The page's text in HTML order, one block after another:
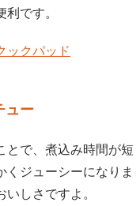
です。
ックパッド
ュー
とで、煮込み時間が短
くジューシーになりま
しさですよ。